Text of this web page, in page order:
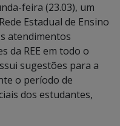
feira (23.03), um
Estadual de Ensino
atendimentos
da REE em todo o
sugestões para a
o período de
dos estudantes,